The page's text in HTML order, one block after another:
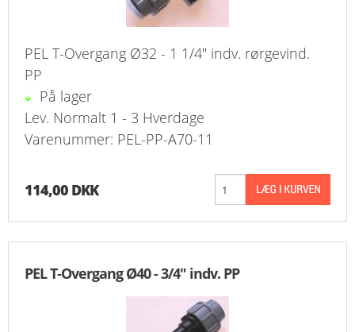
PEL T-Overgang Ø32 - 1 1/4" indv. rørgevind.
PP
På lager
Lev. Normalt 1 - 3 Hverdage
Varenummer: PEL-PP-A70-11
114,00 DKK
PEL T-Overgang Ø40 - 3/4" indv. PP